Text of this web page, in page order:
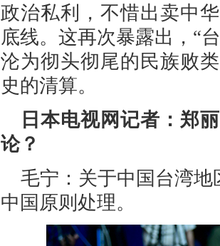
政治私利，不惜出卖中
底线。这再次暴露出，“
沦为彻头彻尾的民族败
史的清算。
日本电视网记者：郑
论？
毛宁：关于中国台湾
中国原则处理。